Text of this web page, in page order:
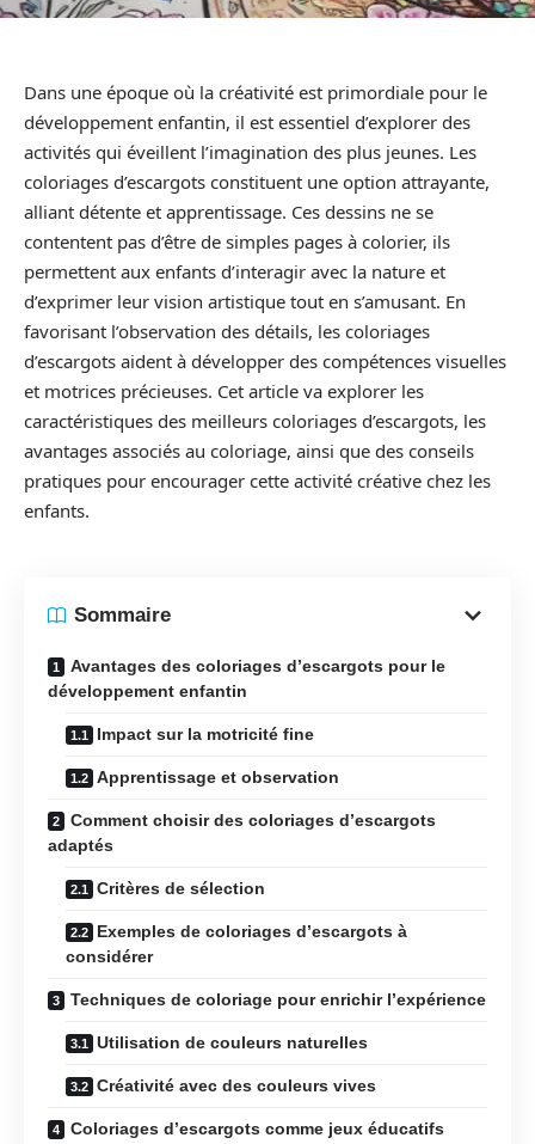
Dans une époque où la créativité est primordiale pour le
développement enfantin, il est essentiel d’explorer des
activités qui éveillent l’imagination des plus jeunes. Les
coloriages d’escargots constituent une option attrayante,
alliant détente et apprentissage. Ces dessins ne se
contentent pas d’être de simples pages à colorier, ils
permettent aux enfants d’interagir avec la nature et
d’exprimer leur vision artistique tout en s’amusant. En
favorisant l’observation des détails, les coloriages
d’escargots aident à développer des compétences visuelles
et motrices précieuses. Cet article va explorer les
caractéristiques des meilleurs coloriages d’escargots, les
avantages associés au coloriage, ainsi que des conseils
pratiques pour encourager cette activité créative chez les
enfants.
Sommaire
Avantages des coloriages d’escargots pour le
développement enfantin
Impact sur la motricité fine
Apprentissage et observation
Comment choisir des coloriages d’escargots
adaptés
Critères de sélection
Exemples de coloriages d’escargots à
considérer
Techniques de coloriage pour enrichir l’expérience
Utilisation de couleurs naturelles
Créativité avec des couleurs vives
Coloriages d’escargots comme jeux éducatifs